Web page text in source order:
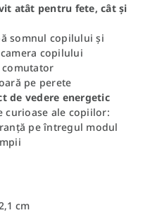
atât pentru fete, cât și
somnul copilului și
copilului
pe perete
de vedere energetic
curioase ale copiilor:
pe întregul modul
cm